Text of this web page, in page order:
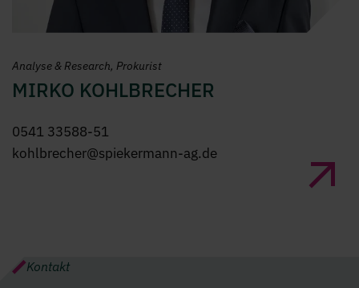
„Das Hauptproblem des Anlegers – und
sogar sein schlimmster Feind – ist
wahrscheinlich er selbst.“
Analyse & Research Prokurist
MIRKO KOHLBRECHER
0541 33588-51
kohlbrecher@spiekermann-ag.de
Kontakt